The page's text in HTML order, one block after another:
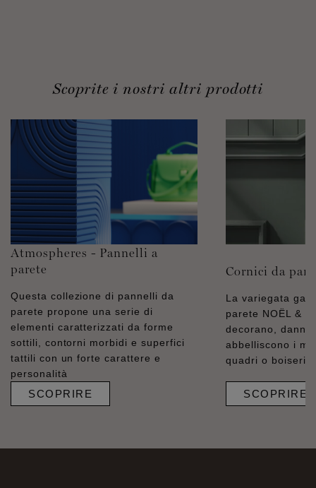
Scoprite i nostri altri prodotti
Atmospheres - Pannelli a
parete
Questa collezione di pannelli da
parete propone una serie di
elementi caratterizzati da forme
sottili, contorni morbidi e superfici
tattili con un forte carattere e
personalità
SCOPRIRE
Cornici da
La variegata
parete NOËL &
decorano, danno
abbelliscono i
quadri o
SCOPRIRE